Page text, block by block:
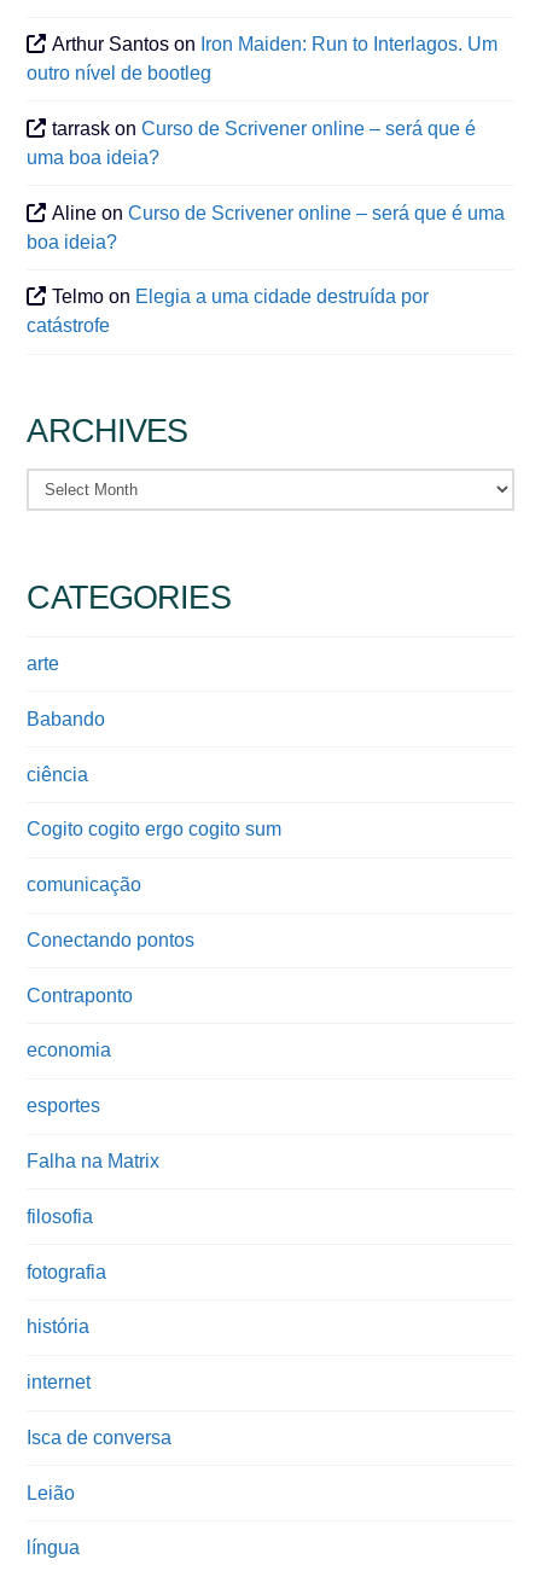
Arthur Santos on Iron Maiden: Run to Interlagos. Um
outro nível de bootleg
tarrask onCurso de Scrivener online – será que é
uma boa ideia?
Aline onCurso de Scrivener online – será que é uma
boa ideia?
Telmo on Elegia a uma cidade destruída por
catástrofe
ARCHIVES
Archives
CATEGORIES
arte
Babando
ciência
Cogito cogito ergo cogito sum
comunicação
Conectando pontos
Contraponto
economia
esportes
Falha na Matrix
filosofia
fotografia
história
internet
Isca de conversa
Leião
língua